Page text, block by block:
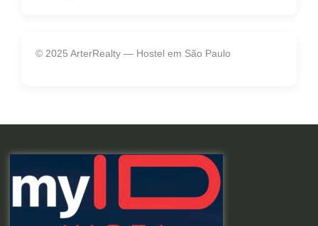
© 2025 ArterRealty — Hostel em São Paulo